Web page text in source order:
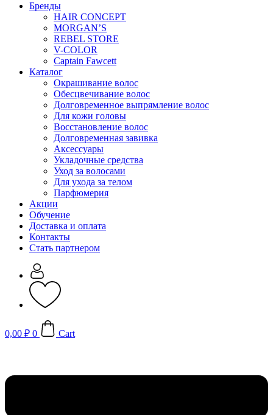
Бренды
HAIR CONCEPT
MORGAN’S
REBEL STORE
V-COLOR
Captain Fawcett
Каталог
Окрашивание волос
Обесцвечивание волос
Долговременное выпрямление волос
Для кожи головы
Восстановление волос
Долговременная завивка
Аксессуары
Укладочные средства
Уход за волосами
Для ухода за телом
Парфюмерия
Акции
Обучение
Доставка и оплата
Контакты
Стать партнером
0,00 ₽ 0 Cart